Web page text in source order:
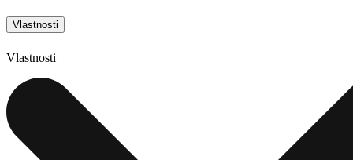
Vlastnosti
Vlastnosti